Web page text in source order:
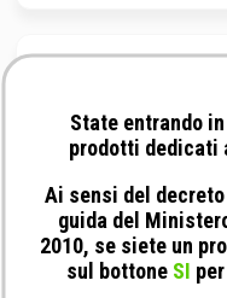
State entrando
prodotti
Ai sensi del
guida del
2010, se siete un
sul bottone SI